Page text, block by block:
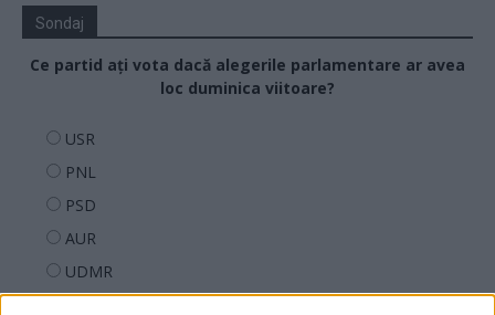
Sondaj
Ce partid ați vota dacă alegerile parlamentare ar avea
loc duminica viitoare?
USR
PNL
PSD
AUR
UDMR